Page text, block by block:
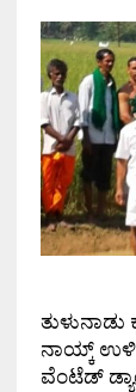
ತುಳುನಾಡು
ನಾಯ್ಕ್
ವೆಂಟೆಡ್